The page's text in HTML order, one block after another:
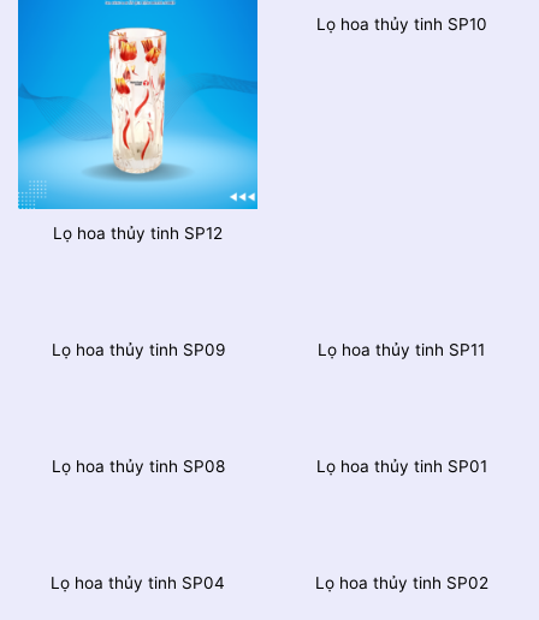
Lọ hoa thủy tinh SP12
Lọ hoa thủy tinh SP10
Lọ hoa thủy tinh SP09 Lọ hoa thủy tinh SP11
Lọ hoa thủy tinh SP08 Lọ hoa thủy tinh SP01
Lọ hoa thủy tinh SP04 Lọ hoa thủy tinh SP02